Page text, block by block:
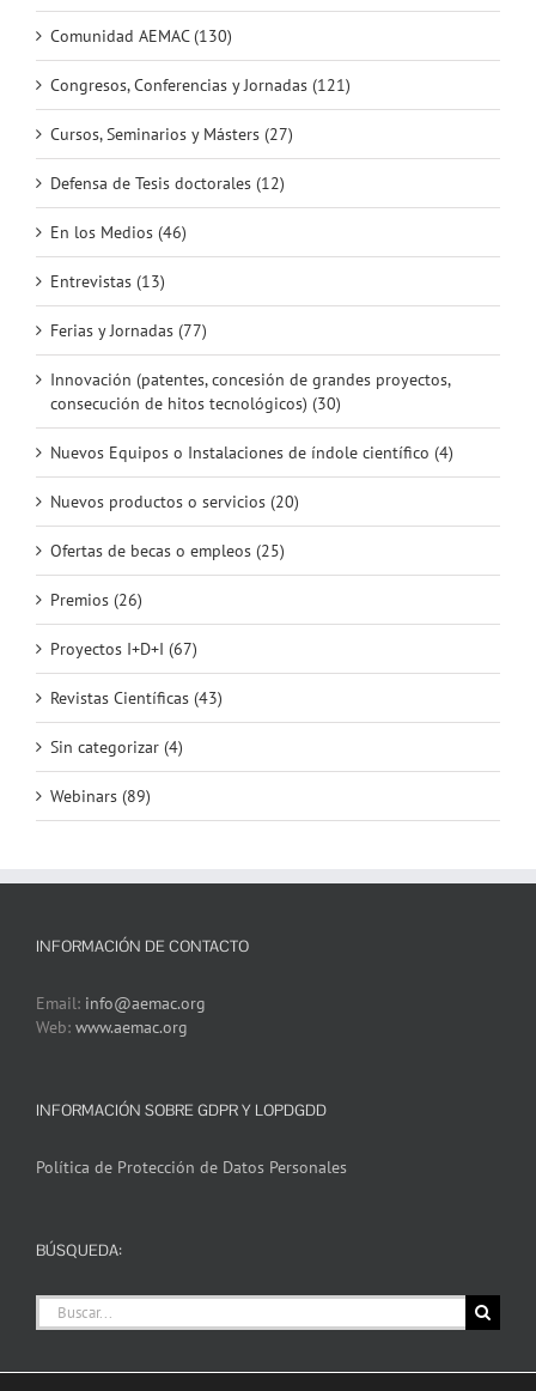
Comunidad AEMAC (130)
Congresos, Conferencias y Jornadas (121)
Cursos, Seminarios y Másters (27)
Defensa de Tesis doctorales (12)
En los Medios (46)
Entrevistas (13)
Ferias y Jornadas (77)
Innovación (patentes, concesión de grandes proyectos,
consecución de hitos tecnológicos) (30)
Nuevos Equipos o Instalaciones de índole científico (4)
Nuevos productos o servicios (20)
Ofertas de becas o empleos (25)
Premios (26)
Proyectos I+D+I (67)
Revistas Científicas (43)
Sin categorizar (4)
Webinars (89)
INFORMACIÓN DE CONTACTO
Email: info@aemac.org
Web: www.aemac.org
INFORMACIÓN SOBRE GDPR Y LOPDGDD
Política de Protección de Datos Personales
BÚSQUEDA:
Buscar: